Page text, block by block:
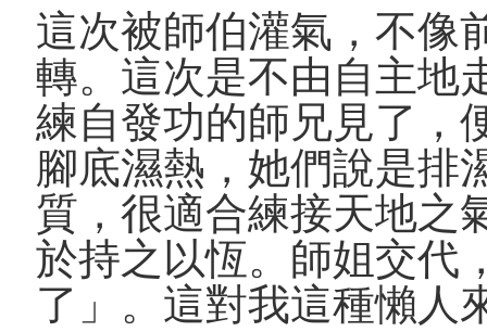
這次被師伯灌氣，不像
轉。這次是不由自主地
練自發功的師兄見了，
腳底濕熱，她們說是排
質，很適合練接天地之
於持之以恆。師姐交代
了」。這對我這種懶人